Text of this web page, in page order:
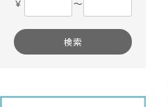
￥
〜
検索